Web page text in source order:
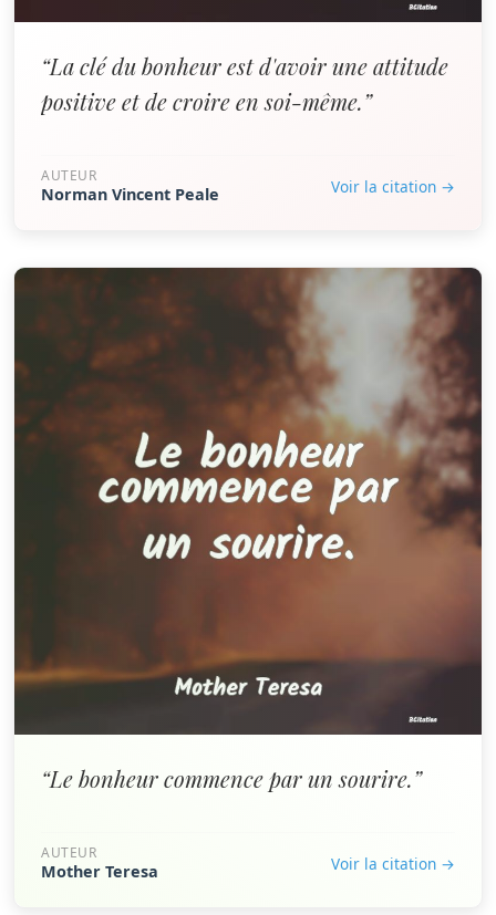
“La clé du bonheur est d'avoir une attitude
positive et de croire en soi-même.”
AUTEUR
Norman Vincent Peale Voir la citation →
“Le bonheur commence par un sourire.”
AUTEUR
Mother Teresa Voir la citation →